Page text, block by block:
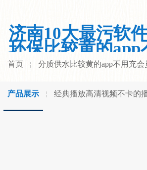
济南10大最污软
环保比较黄的app
员有限公司
首页 分质供水比较黄的app不用充会
产品展示 经典播放高清视频不卡的